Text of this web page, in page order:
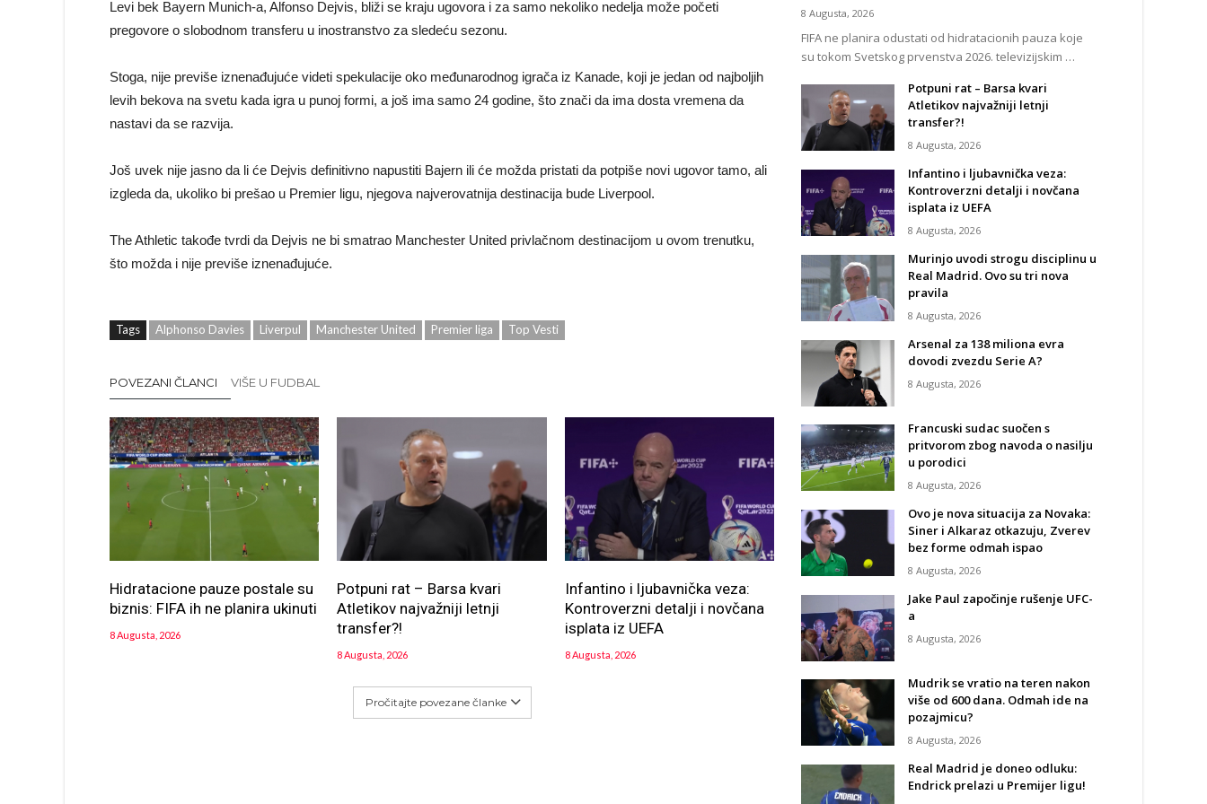
Levi bek Bayern Munich-a, Alfonso Dejvis, bliži se kraju ugovora i za samo nekoliko nedelja može početi
pregovore o slobodnom transferu u inostranstvo za sledeću sezonu.
Stoga, nije previše iznenađujuće videti spekulacije oko međunarodnog igrača iz Kanade, koji je jedan od najboljih
levih bekova na svetu kada igra u punoj formi, a još ima samo 24 godine, što znači da ima dosta vremena da
nastavi da se razvija.
Još uvek nije jasno da li će Dejvis definitivno napustiti Bajern ili će možda pristati da potpiše novi ugovor tamo, ali
izgleda da, ukoliko bi prešao u Premier ligu, njegova najverovatnija destinacija bude Liverpool.
The Athletic takođe tvrdi da Dejvis ne bi smatrao Manchester United privlačnom destinacijom u ovom trenutku,
što možda i nije previše iznenađujuće.
Tags Alphonso Davies Liverpul Manchester United Premier liga Top Vesti
POVEZANI ČLANCI VIŠE U FUDBAL
Hidratacione pauze postale su
biznis: FIFA ih ne planira ukinuti
8 Augusta, 2026
Potpuni rat – Barsa kvari
Atletikov najvažniji letnji
transfer?!
8 Augusta, 2026
Infantino i ljubavnička veza:
Kontroverzni detalji i novčana
isplata iz UEFA
8 Augusta, 2026
Pročitajte povezane članke
8 Augusta, 2026
FIFA ne planira odustati od hidratacionih pauza koje
su tokom Svetskog prvenstva 2026. televizijskim …
Potpuni rat – Barsa kvari
Atletikov najvažniji letnji
transfer?!
8 Augusta, 2026
Infantino i ljubavnička veza:
Kontroverzni detalji i novčana
isplata iz UEFA
8 Augusta, 2026
Murinjo uvodi strogu disciplinu u
Real Madrid. Ovo su tri nova
pravila
8 Augusta, 2026
Arsenal za 138 miliona evra
dovodi zvezdu Serie A?
8 Augusta, 2026
Francuski sudac suočen s
pritvorom zbog navoda o nasilju
u porodici
8 Augusta, 2026
Ovo je nova situacija za Novaka:
Siner i Alkaraz otkazuju, Zverev
bez forme odmah ispao
8 Augusta, 2026
Jake Paul započinje rušenje UFC-
a
8 Augusta, 2026
Mudrik se vratio na teren nakon
više od 600 dana. Odmah ide na
pozajmicu?
8 Augusta, 2026
Real Madrid je doneo odluku:
Endrick prelazi u Premijer ligu!